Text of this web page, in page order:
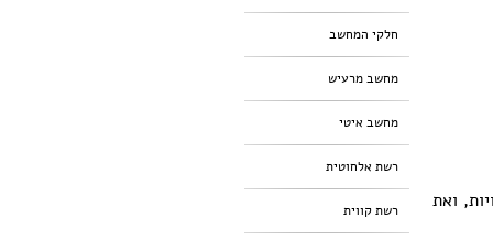
ואת
חלקי המחשב
מחשב מרעיש
מחשב איטי
רשת אלחוטית
רשת קווית